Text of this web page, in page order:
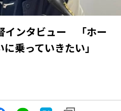
インタビュー 「ホー
乗っていきたい」